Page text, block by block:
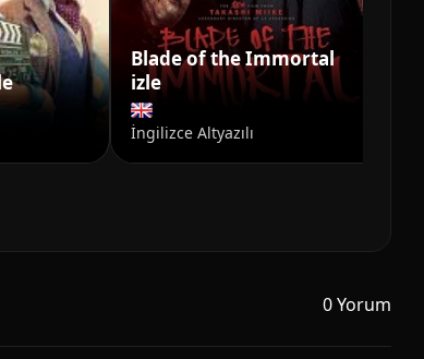
Blade of the Immortal
izle
İngilizce Altyazılı
0 Yorum